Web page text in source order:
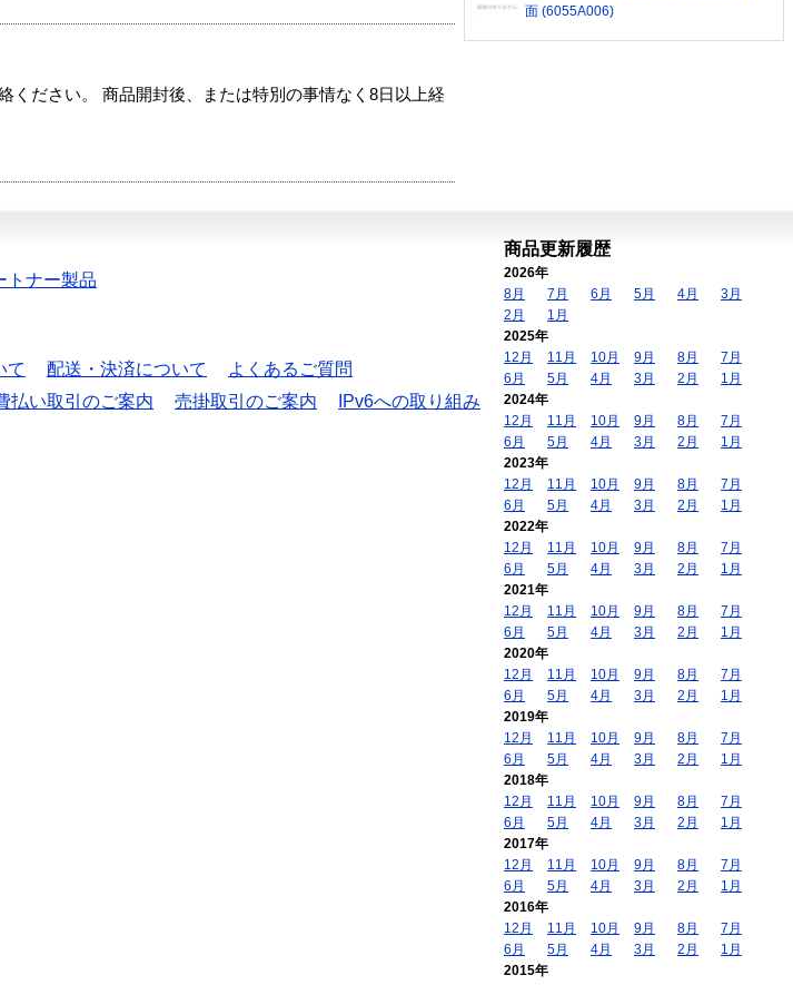
ください。 商品開封後、または特別の事情なく8日以上経
面 (6055A006)
トナー製品
て 配送・決済について
よくあるご質問
払い取引のご案内 売掛取引のご案内
IPv6への取り組み
商品更新履歴
2026年
8月
7月 6月 5月 4月
3月
2月
1月
2025年
12月
11月 10月 9月 8月
7月
6月
5月 4月 3月 2月
1月
2024年
12月
11月 10月 9月 8月
7月
6月
5月 4月 3月 2月
1月
2023年
12月
11月 10月 9月 8月
7月
6月
5月 4月 3月 2月
1月
2022年
12月
11月 10月 9月 8月
7月
6月
5月 4月 3月 2月
1月
2021年
12月
11月 10月 9月 8月
7月
6月
5月 4月 3月 2月
1月
2020年
12月
11月 10月 9月 8月
7月
6月
5月 4月 3月 2月
1月
2019年
12月
11月 10月 9月 8月
7月
6月
5月 4月 3月 2月
1月
2018年
12月
11月 10月 9月 8月
7月
6月
5月 4月 3月 2月
1月
2017年
12月
11月 10月 9月 8月
7月
6月
5月 4月 3月 2月
1月
2016年
12月
11月 10月 9月 8月
7月
6月
5月 4月 3月 2月
1月
2015年